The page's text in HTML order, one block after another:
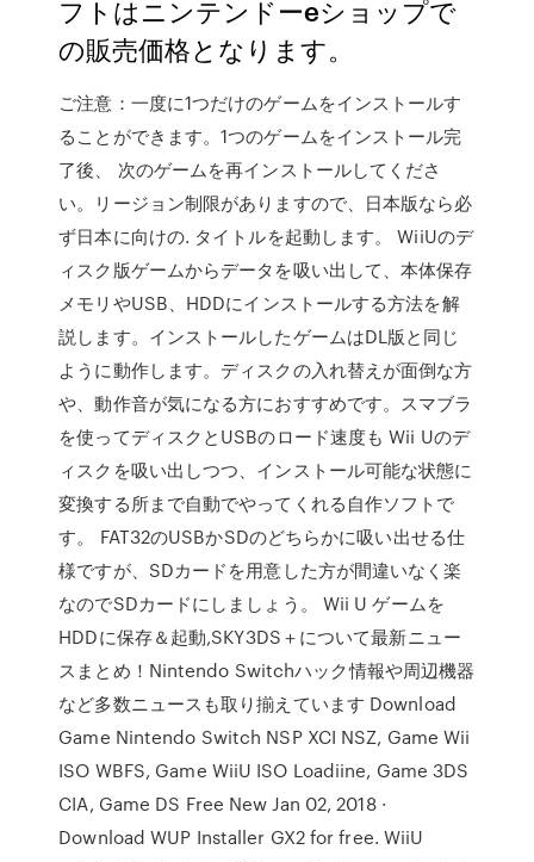
フトはニンテンドーeショップで
の販売価格となります。
ご注意：一度に1つだけのゲームをインストールす
ることができます。1つのゲームをインストール完
了後、 次のゲームを再インストールしてくださ
い。リージョン制限がありますので、日本版なら必
ず日本に向けの. タイトルを起動します。 WiiUのデ
ィスク版ゲームからデータを吸い出して、本体保存
メモリやUSB、HDDにインストールする方法を解
説します。インストールしたゲームはDL版と同じ
ように動作します。ディスクの入れ替えが面倒な方
や、動作音が気になる方におすすめです。スマブラ
を使ってディスクとUSBのロード速度も Wii Uのデ
ィスクを吸い出しつつ、インストール可能な状態に
変換する所まで自動でやってくれる自作ソフトで
す。 FAT32のUSBかSDのどちらかに吸い出せる仕
様ですが、SDカードを用意した方が間違いなく楽
なのでSDカードにしましょう。 Wii U ゲームを
HDDに保存＆起動,SKY3DS＋について最新ニュー
スまとめ！Nintendo Switchハック情報や周辺機器
など多数ニュースも取り揃えています Download
Game Nintendo Switch NSP XCI NSZ, Game Wii
ISO WBFS, Game WiiU ISO Loadiine, Game 3DS
CIA, Game DS Free New Jan 02, 2018 ·
Download WUP Installer GX2 for free. WiiU